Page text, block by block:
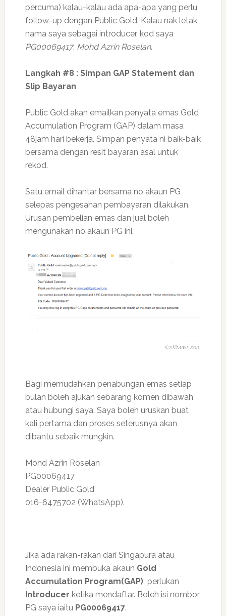
percuma) kalau-kalau ada apa-apa yang perlu
follow-up dengan Public Gold. Kalau nak letak
nama saya sebagai introducer, kod saya
PG00069417, Mohd Azrin Roselan.
Langkah #8 : Simpan GAP Statement dan
Slip Bayaran
Public Gold akan emailkan penyata emas Gold
Accumulation Program (GAP) dalam masa
48jam hari bekerja. Simpan penyata ni baik-baik
bersama dengan resit bayaran asal untuk
rekod.
Satu email dihantar bersama no akaun PG
selepas pengesahan pembayaran dilakukan.
Urusan pembelian emas dan jual boleh
mengunakan no akaun PG ini.
Bagi memudahkan penabungan emas setiap
bulan boleh ajukan sebarang komen dibawah
atau hubungi saya. Saya boleh uruskan buat
kali pertama dan proses seterusnya akan
dibantu sebaik mungkin.
Mohd Azrin Roselan
PG00069417
Dealer Public Gold
016-6475702 (WhatsApp).
Jika ada rakan-rakan dari Singapura atau
Indonesia ini membuka akaun Gold
Accumulation Program(GAP) perlukan
Introducer ketika mendaftar. Boleh isi nombor
PG saya iaitu PG00069417.